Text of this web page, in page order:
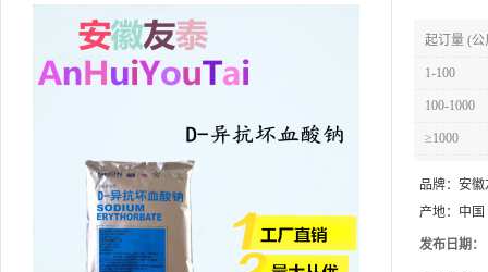
起订量 (公
1-100
100-1000
≥1000
品牌： 安徽
产地： 中国
发布日期：